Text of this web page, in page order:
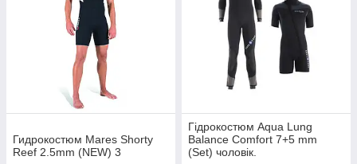
Гидрокостюм Mares Shorty
Reef 2.5mm (NEW) 3
Гідрокостюм Aqua Lung
Balance Comfort 7+5 mm
(Set) чоловік.